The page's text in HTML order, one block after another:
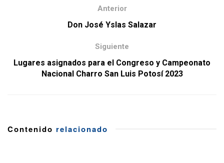
Anterior
Don José Yslas Salazar
Siguiente
Lugares asignados para el Congreso y Campeonato
Nacional Charro San Luis Potosí 2023
Contenido relacionado